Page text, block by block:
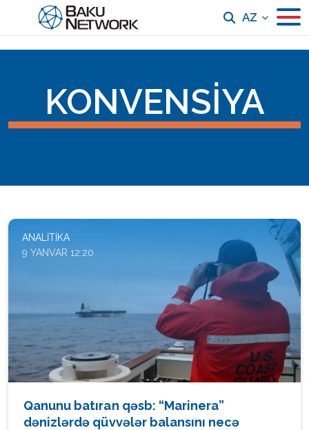
AZ
KONVENSIYA
ANALITIKA
9 YANVAR 12:20
Qanunu batıran qəsb: “Marinera”
dənizlərdə qüvvələr balansını necə